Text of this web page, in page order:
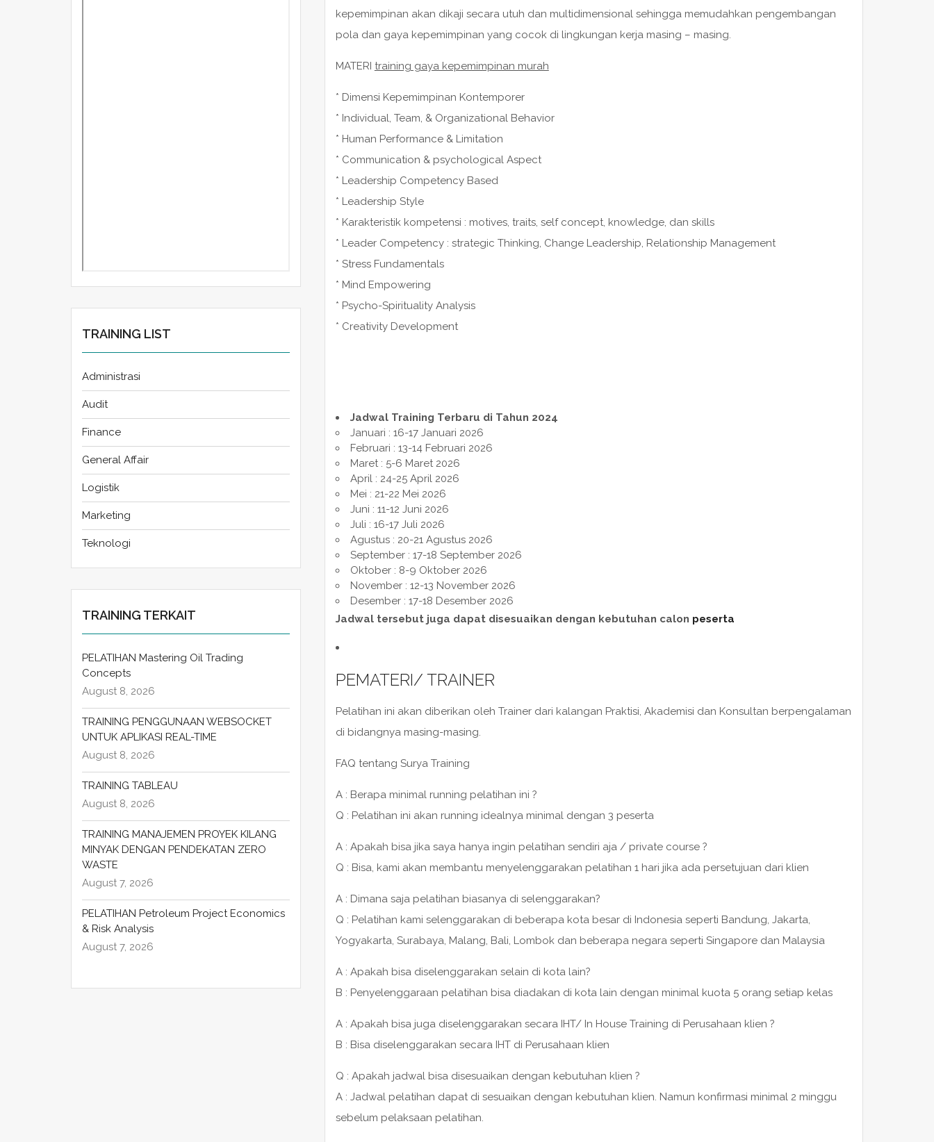
kepemimpinan akan dikaji secara utuh dan multidimensional sehingga memudahkan pengembangan
pola dan gaya kepemimpinan yang cocok di lingkungan kerja masing – masing.
MATERI training gaya kepemimpinan murah
* Dimensi Kepemimpinan Kontemporer
* Individual, Team, & Organizational Behavior
* Human Performance & Limitation
* Communication & psychological Aspect
* Leadership Competency Based
* Leadership Style
* Karakteristik kompetensi : motives, traits, self concept, knowledge, dan skills
* Leader Competency : strategic Thinking, Change Leadership, Relationship Management
* Stress Fundamentals
* Mind Empowering
* Psycho-Spirituality Analysis
* Creativity Development
Jadwal Training Terbaru di Tahun 2024
Januari : 16-17 Januari 2026
Februari : 13-14 Februari 2026
Maret : 5-6 Maret 2026
April : 24-25 April 2026
Mei : 21-22 Mei 2026
Juni : 11-12 Juni 2026
Juli : 16-17 Juli 2026
Agustus : 20-21 Agustus 2026
September : 17-18 September 2026
Oktober : 8-9 Oktober 2026
November : 12-13 November 2026
Desember : 17-18 Desember 2026
Jadwal tersebut juga dapat disesuaikan dengan kebutuhan calon peserta
PEMATERI/ TRAINER
Pelatihan ini akan diberikan oleh Trainer dari kalangan Praktisi, Akademisi dan Konsultan berpengalaman
di bidangnya masing-masing.
FAQ tentang Surya Training
A : Berapa minimal running pelatihan ini ?
Q : Pelatihan ini akan running idealnya minimal dengan 3 peserta
A : Apakah bisa jika saya hanya ingin pelatihan sendiri aja / private course ?
Q : Bisa, kami akan membantu menyelenggarakan pelatihan 1 hari jika ada persetujuan dari klien
A : Dimana saja pelatihan biasanya di selenggarakan?
Q : Pelatihan kami selenggarakan di beberapa kota besar di Indonesia seperti Bandung, Jakarta,
Yogyakarta, Surabaya, Malang, Bali, Lombok dan beberapa negara seperti Singapore dan Malaysia
A : Apakah bisa diselenggarakan selain di kota lain?
B : Penyelenggaraan pelatihan bisa diadakan di kota lain dengan minimal kuota 5 orang setiap kelas
A : Apakah bisa juga diselenggarakan secara IHT/ In House Training di Perusahaan klien ?
B : Bisa diselenggarakan secara IHT di Perusahaan klien
Q : Apakah jadwal bisa disesuaikan dengan kebutuhan klien ?
A : Jadwal pelatihan dapat di sesuaikan dengan kebutuhan klien. Namun konfirmasi minimal 2 minggu
sebelum pelaksaan pelatihan.
TRAINING LIST
Administrasi
Audit
Finance
General Affair
Logistik
Marketing
Teknologi
TRAINING TERKAIT
PELATIHAN Mastering Oil Trading
Concepts
August 8, 2026
TRAINING PENGGUNAAN WEBSOCKET
UNTUK APLIKASI REAL-TIME
August 8, 2026
TRAINING TABLEAU
August 8, 2026
TRAINING MANAJEMEN PROYEK KILANG
MINYAK DENGAN PENDEKATAN ZERO
WASTE
August 7, 2026
PELATIHAN Petroleum Project Economics
& Risk Analysis
August 7, 2026